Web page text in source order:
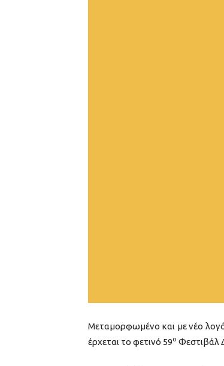
Μεταμορφωμένο και με νέο
έρχεται το φετινό 59ο Φεστιβάλ